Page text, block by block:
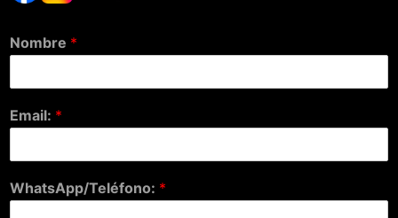
Nombre *
Email: *
WhatsApp/Teléfono: *